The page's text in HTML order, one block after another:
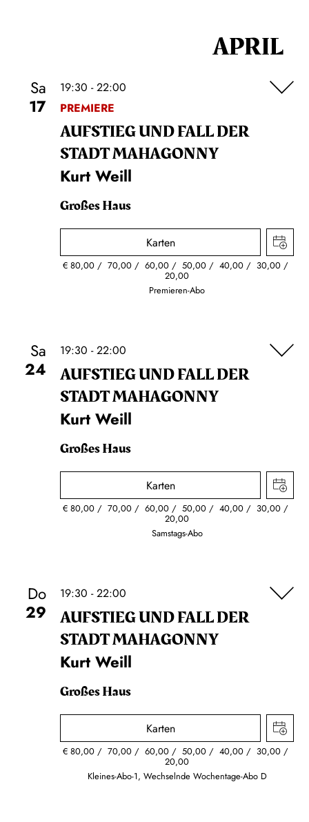
APRIL
Sa
17
19:30 - 22:00
PREMIERE
AUFSTIEG UND FALL DER
STADT MAHAGONNY
Kurt Weill
Großes Haus
Karten
€80,00 70,00 60,00 50,00 40,00 30,00
20,00
Premieren-Abo
Sa
24
19:30 - 22:00
AUFSTIEG UND FALL DER
STADT MAHAGONNY
Kurt Weill
Großes Haus
Karten
€80,00 70,00 60,00 50,00 40,00 30,00
20,00
Samstags-Abo
Do
29
19:30 - 22:00
AUFSTIEG UND FALL DER
STADT MAHAGONNY
Kurt Weill
Großes Haus
Karten
€80,00 70,00 60,00 50,00 40,00 30,00
20,00
Kleines-Abo-1, Wechselnde Wochentage-Abo D